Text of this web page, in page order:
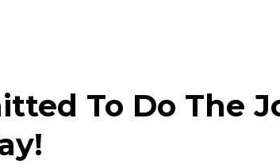
To Do The